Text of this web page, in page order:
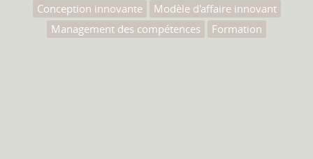
Conception innovante
Modèle d'affaire innovant
Management des compétences
Formation